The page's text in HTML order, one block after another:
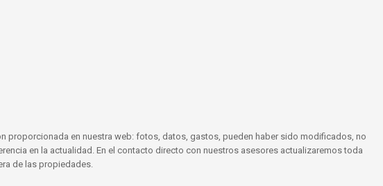
proporcionada en nuestra web: fotos, datos, gastos, pueden haber sido modificados, no
en la actualidad. En el contacto directo con nuestros asesores actualizaremos toda
de las propiedades.